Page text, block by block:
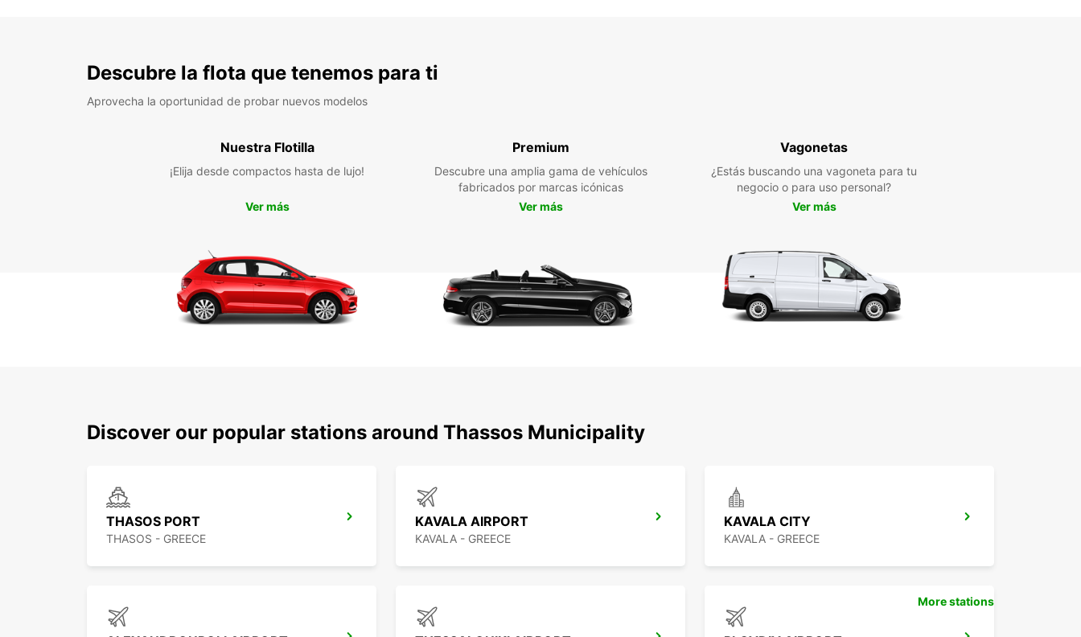
No importa si estás de vacaciones en familia, en un
viaje de negocios o simplemente explorando la región,
Europcar tiene la solución de movilidad perfecta para ti.
¡Reserva tu coche de alquiler con Europcar hoy y
descubre todo lo que Δήμος Θάσου tiene para ofrecer!
Descubre la flota que tenemos para ti
Aprovecha la oportunidad de probar nuevos modelos
Nuestra Flotilla
¡Elija desde compactos hasta de lujo!
Ver más
Premium
Descubre una amplia gama de vehículos
fabricados por marcas icónicas
Ver más
Vagonetas
¿Estás buscando una vagoneta para tu
negocio o para uso personal?
Ver más
Discover our popular stations around Thassos Municipality
THASOS PORT
THASOS - GREECE
KAVALA AIRPORT
KAVALA - GREECE
KAVALA CITY
KAVALA - GREECE
More stations